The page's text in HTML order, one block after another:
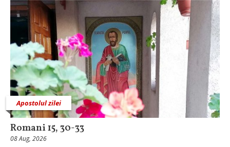
Apostolul zilei
Romani 15, 30-33
08 Aug, 2026